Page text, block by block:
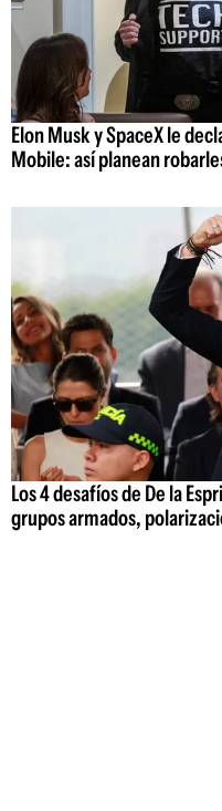
Elon Musk y SpaceX le
Mobile: así planean
Los 4 desafíos de De la
grupos armados,